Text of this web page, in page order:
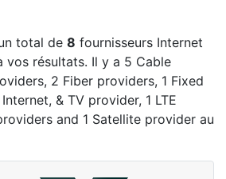
total de 8 fournisseurs Internet
vos résultats. Il y a 5 Cable
2 Fiber providers, 1 Fixed
& TV provider, 1 LTE
and 1 Satellite provider au